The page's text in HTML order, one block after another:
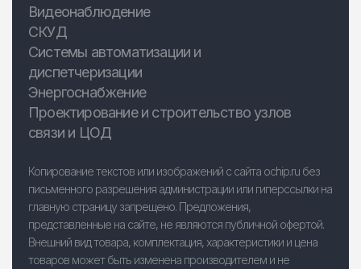
Видеонаблюдение
СКУД
Системы автоматизации и
диспетчеризации
Энергоснабжение
Проектирование и строительство узлов
связи и ЦОД
Копирование текстов или изображений с сайта ochip.ru без
письменного разрешения администрации или гиперссылки на
главную страницу запрещено. Предложения,
представленные на сайте, не являются публичной офертой.
Внешний вид товара, комплектация, характеристики и цена
товаров может быть изменена производителем и не